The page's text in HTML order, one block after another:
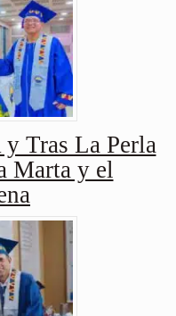
Tras La Perla
Marta y el